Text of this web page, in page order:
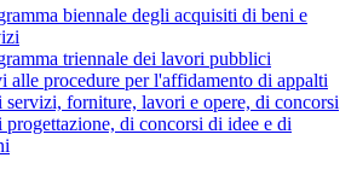
biennale degli acquisiti di beni e
triennale dei lavori pubblici
alle procedure per l'affidamento di appalti
forniture, lavori e opere, di concorsi
di concorsi di idee e di